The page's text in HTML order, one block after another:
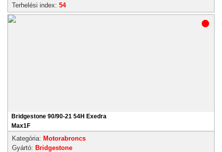
Terhelési index: 54
Bridgestone 90/90-21 54H Exedra
Max1F
Kategória: Motorabroncs
Gyártó: Bridgestone